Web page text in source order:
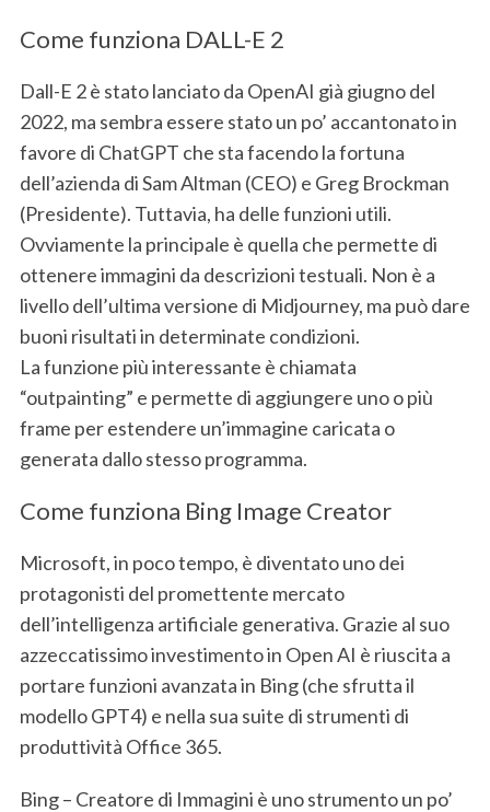
Come funziona DALL-E 2
Dall-E 2 è stato lanciato da OpenAI già giugno del
2022, ma sembra essere stato un po’ accantonato in
favore di ChatGPT che sta facendo la fortuna
dell’azienda di Sam Altman (CEO) e Greg Brockman
(Presidente). Tuttavia, ha delle funzioni utili.
Ovviamente la principale è quella che permette di
ottenere immagini da descrizioni testuali. Non è a
livello dell’ultima versione di Midjourney, ma può dare
buoni risultati in determinate condizioni.
La funzione più interessante è chiamata
“outpainting” e permette di aggiungere uno o più
frame per estendere un’immagine caricata o
generata dallo stesso programma.
Come funziona Bing Image Creator
Microsoft, in poco tempo, è diventato uno dei
protagonisti del promettente mercato
dell’intelligenza artificiale generativa. Grazie al suo
azzeccatissimo investimento in Open AI è riuscita a
portare funzioni avanzata in Bing (che sfrutta il
modello GPT4) e nella sua suite di strumenti di
produttività Office 365.
Bing – Creatore di Immagini è uno strumento un po’